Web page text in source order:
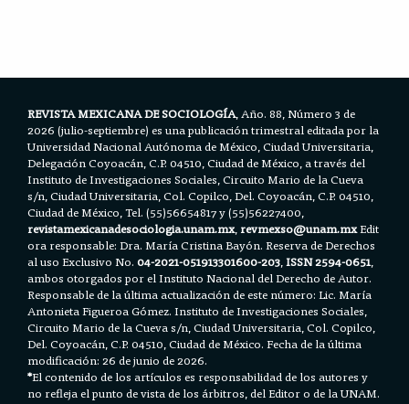
REVISTA MEXICANA DE SOCIOLOGÍA, Año. 88, Número 3 de
2026 (julio-septiembre) es una publicación trimestral editada por la
Universidad Nacional Autónoma de México, Ciudad Universitaria,
Delegación Coyoacán, C.P. 04510, Ciudad de México, a través del
Instituto de Investigaciones Sociales, Circuito Mario de la Cueva
s/n, Ciudad Universitaria, Col. Copilco, Del. Coyoacán, C.P. 04510,
Ciudad de México, Tel. (55)56654817 y (55)56227400,
revistamexicanadesociologia.unam.mx,revmexso@unam.mxEdit
ora responsable: Dra. María Cristina Bayón. Reserva de Derechos
al uso Exclusivo No.04-2021-051913301600-203,ISSN 2594-0651,
ambos otorgados por el Instituto Nacional del Derecho de Autor.
Responsable de la última actualización de este número: Lic. María
Antonieta Figueroa Gómez. Instituto de Investigaciones Sociales,
Circuito Mario de la Cueva s/n, Ciudad Universitaria, Col. Copilco,
Del. Coyoacán, C.P. 04510, Ciudad de México. Fecha de la última
modificación: 26 de junio de 2026.
*El contenido de los artículos es responsabilidad de los autores y
no refleja el punto de vista de los árbitros, del Editor o de la UNAM.